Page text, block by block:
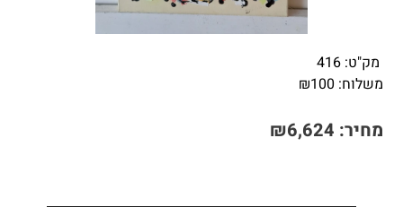
מק"ט: 416
משלוח:
₪100
מחיר: ₪6,624